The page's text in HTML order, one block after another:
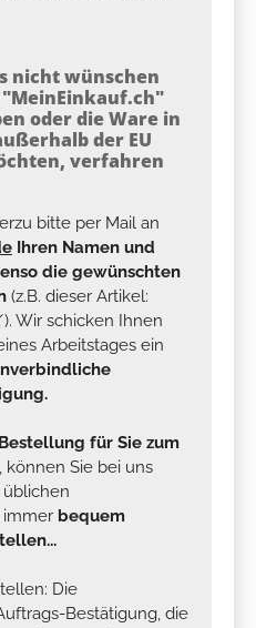
nicht wünschen
oder die Ware in
der EU
verfahren
bitte per Mail an
Ihren Namen und
die gewünschten
(z.B. dieser Artikel:
). Wir schicken Ihnen
Arbeitstages ein
für Sie zum
, können Sie bei uns
immer bequem
Die
Bestätigung, die